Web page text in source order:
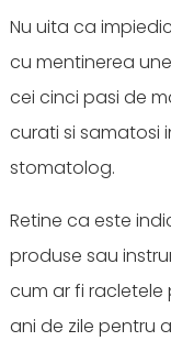
Nu uita ca
cu mentinerea
cei cinci pasi de
curati si samatosi
stomatolog.
Retine ca este
produse sau
cum ar fi racletele
ani de zile pentru